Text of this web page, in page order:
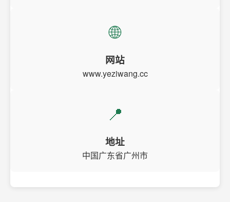
🌐
网站
www.yeziwang.cc
📍
地址
中国广东省广州市